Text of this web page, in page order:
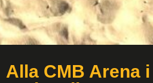
Alla CMB Arena